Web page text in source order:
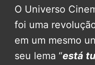
O Universo
foi uma
em um mesmo
seu lema “está